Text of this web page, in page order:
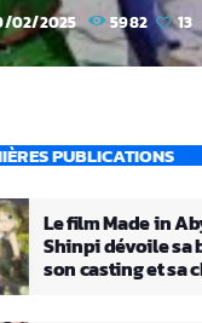
02/2025 5982 13
PUBLICATIONS
Le film Made in
Shinpi dévoile sa
son casting et sa